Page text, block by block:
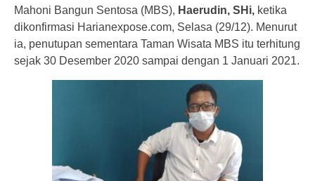
Mahoni Bangun Sentosa (MBS), Haerudin, SHi, ketika
dikonfirmasi Harianexpose.com, Selasa (29/12). Menurut
ia, penutupan sementara Taman Wisata MBS itu terhitung
sejak 30 Desember 2020 sampai dengan 1 Januari 2021.